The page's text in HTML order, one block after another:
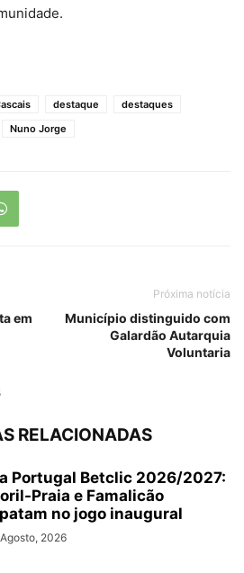
destaque
destaques
Nuno Jorge
em
Próxima notícia
Município distinguido com
Galardão Autarquia
Voluntaria
RELACIONADAS
Portugal Betclic 2026/2027:
Praia e Famalicão
no jogo inaugural
2026